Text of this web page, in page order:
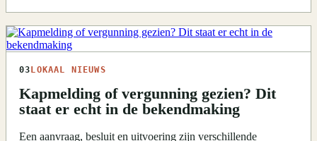
03 LOKAAL NIEUWS
Kapmelding of vergunning gezien? Dit
staat er echt in de bekendmaking
Een aanvraag, besluit en uitvoering zijn verschillende